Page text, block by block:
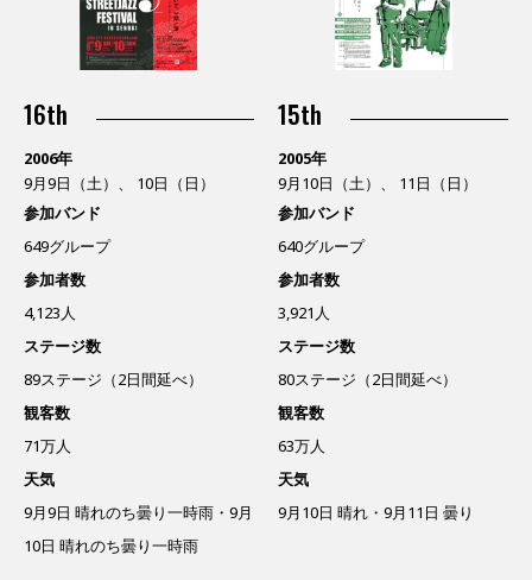
16th
2006年
9月9日（土）、 10日（日）
参加バンド
649グループ
参加者数
4,123人
ステージ数
89ステージ（2日間延べ）
観客数
71万人
天気
9月9日 晴れのち曇り一時雨・9月
10日 晴れのち曇り一時雨
15th
2005年
9月10日（土）、 11日（日）
参加バンド
640グループ
参加者数
3,921人
ステージ数
80ステージ（2日間延べ）
観客数
63万人
天気
9月10日 晴れ・9月11日 曇り